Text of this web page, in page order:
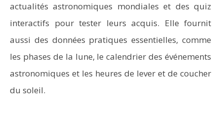
actualités astronomiques mondiales et des quiz
interactifs pour tester leurs acquis. Elle fournit
aussi des données pratiques essentielles, comme
les phases de la lune, le calendrier des événements
astronomiques et les heures de lever et de coucher
du soleil.